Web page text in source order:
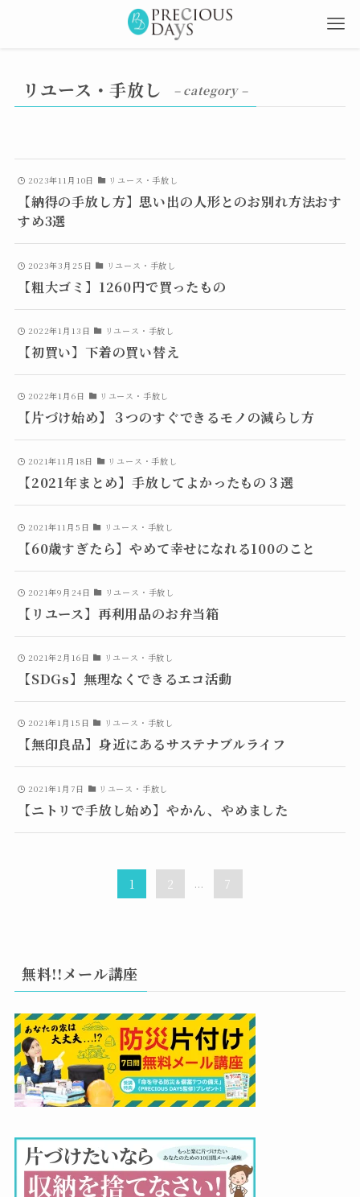
リユース・手放し – category –
2023年11月10日 リユース・手放し
【納得の手放し方】思い出の人形とのお別れ方法おす
すめ3選
2023年3月25日 リユース・手放し
【粗大ゴミ】1260円で買ったもの
2022年1月13日 リユース・手放し
【初買い】下着の買い替え
2022年1月6日 リユース・手放し
【片づけ始め】３つのすぐできるモノの減らし方
2021年11月18日 リユース・手放し
【2021年まとめ】手放してよかったもの３選
2021年11月5日 リユース・手放し
【60歳すぎたら】やめて幸せになれる100のこと
2021年9月24日 リユース・手放し
【リユース】再利用品のお弁当箱
2021年2月16日 リユース・手放し
【SDGs】無理なくできるエコ活動
2021年1月15日 リユース・手放し
【無印良品】身近にあるサステナブルライフ
2021年1月7日 リユース・手放し
【ニトリで手放し始め】やかん、やめました
1 2 ... 7
無料!!メール講座